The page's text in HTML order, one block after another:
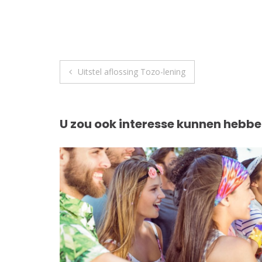
Berichtnavigatie
Uitstel aflossing Tozo-lening
U zou ook interesse kunnen